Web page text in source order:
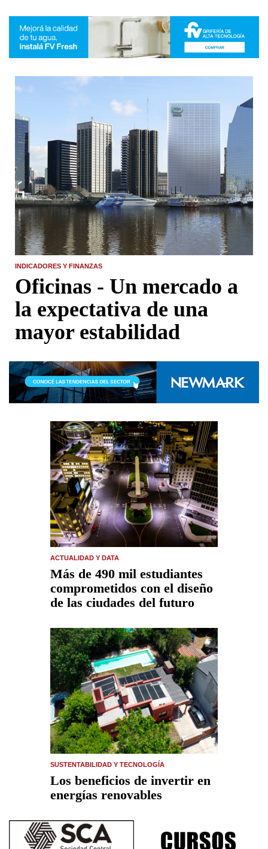
INDICADORES Y FINANZAS
Oficinas - Un mercado a
la expectativa de una
mayor estabilidad
ACTUALIDAD Y DATA
Más de 490 mil estudiantes
comprometidos con el diseño
de las ciudades del futuro
SUSTENTABILIDAD Y TECNOLOGÍA
Los beneficios de invertir en
energías renovables